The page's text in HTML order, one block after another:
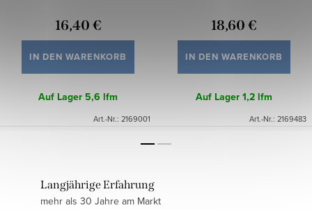
16,40 €
IN DEN WARENKORB
Auf Lager 5,6 lfm
Art.-Nr.: 2169001
18,60 €
IN DEN WARENKORB
Auf Lager1,2 lfm
Art.-Nr.: 2169483
Langjährige Erfahrung
mehr als 30 Jahre am Markt